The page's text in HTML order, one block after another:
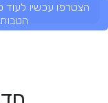
הצטרפו עכשיו לעוד